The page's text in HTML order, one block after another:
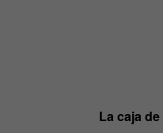
La caja de